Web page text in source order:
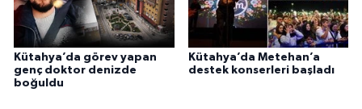
Kütahya’da görev yapan
genç doktor denizde
boğuldu
Kütahya’da Metehan’a
destek konserleri başladı